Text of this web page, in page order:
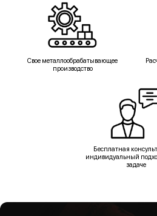
Свое металлообрабатывающее
производство
Бесплатная
индивидуальный
задаче